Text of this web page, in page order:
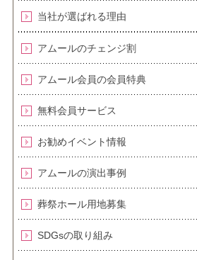
当社が選ばれる理由
アムールのチェンジ割
アムール会員の会員特典
無料会員サービス
お勧めイベント情報
アムールの演出事例
葬祭ホール用地募集
SDGsの取り組み